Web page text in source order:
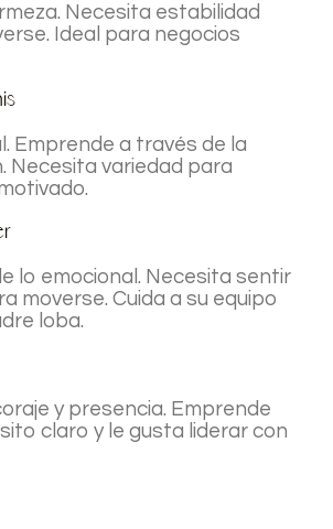
Necesita estabilidad
Ideal para negocios
Emprende a través de la
Necesita variedad para
lo emocional. Necesita sentir
moverse. Cuida a su equipo
loba.
y presencia. Emprende
claro y le gusta liderar con